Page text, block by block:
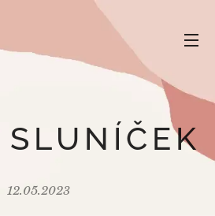
12.05.2023